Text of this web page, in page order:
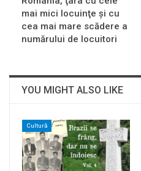
mai mici locuinţe şi cu
cea mai mare scădere a
numărului de locuitori
YOU MIGHT ALSO LIKE
Cultură